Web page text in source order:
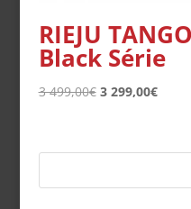
RIEJU
Black Série
3 499,00€ Le
était :
3 299,00€Le
est :